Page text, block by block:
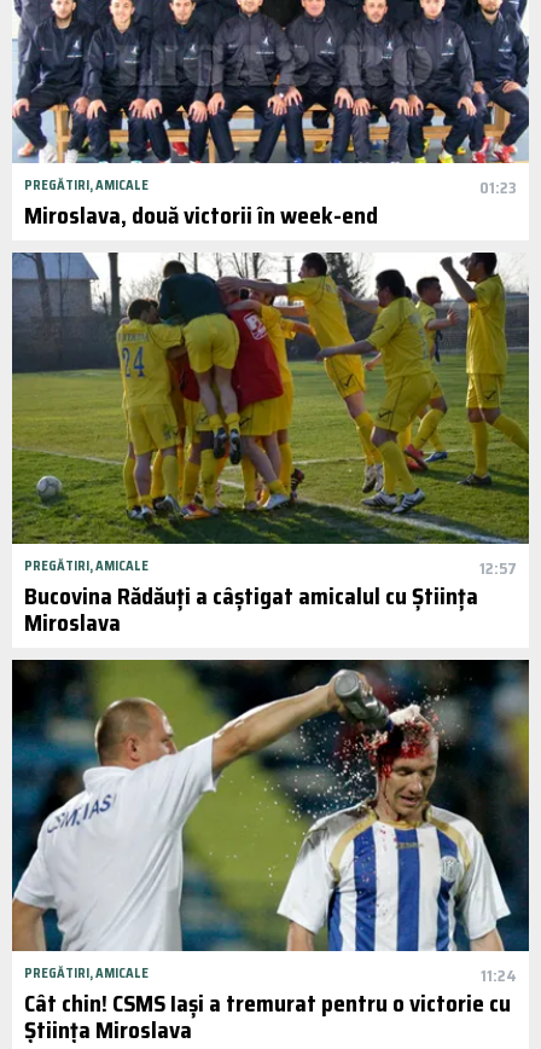
PREGĂTIRI, AMICALE 01:23
Miroslava, două victorii în week-end
PREGĂTIRI, AMICALE 12:57
Bucovina Rădăuți a câștigat amicalul cu Știința
Miroslava
PREGĂTIRI, AMICALE 11:24
Cât chin! CSMS Iași a tremurat pentru o victorie cu
Știința Miroslava